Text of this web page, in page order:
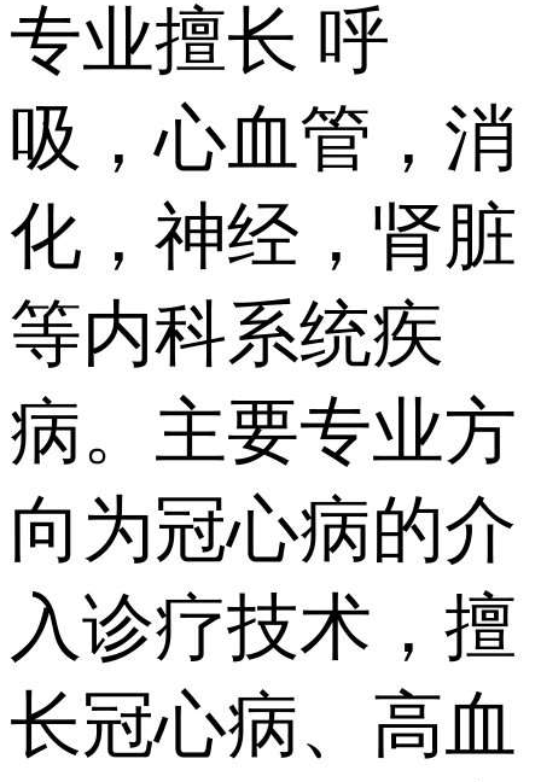
专业擅长 呼
吸，心血管，消
化，神经，肾脏
等内科系统疾
病。主要专业方
向为冠心病的介
入诊疗技术，擅
长冠心病、高血